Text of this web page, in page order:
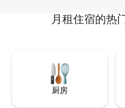
月租住宿的热
厨房